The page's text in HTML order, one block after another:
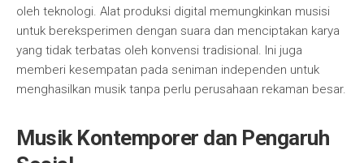
oleh teknologi. Alat produksi digital memungkinkan musisi
untuk bereksperimen dengan suara dan menciptakan karya
yang tidak terbatas oleh konvensi tradisional. Ini juga
memberi kesempatan pada seniman independen untuk
menghasilkan musik tanpa perlu perusahaan rekaman besar.
Musik Kontemporer dan Pengaruh